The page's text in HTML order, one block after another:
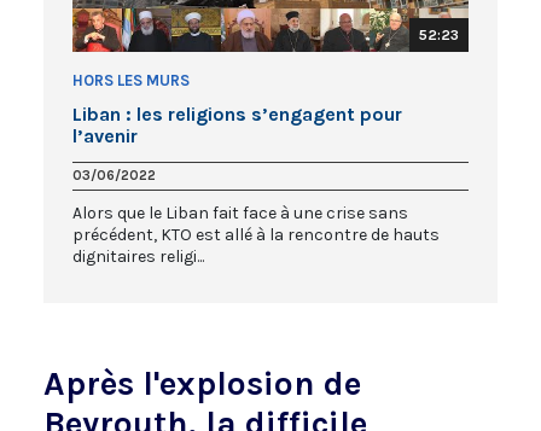
52:23
HORS LES MURS
Liban : les religions s’engagent pour
l’avenir
03/06/2022
Alors que le Liban fait face à une crise sans
précédent, KTO est allé à la rencontre de hauts
dignitaires religi...
Après l'explosion de